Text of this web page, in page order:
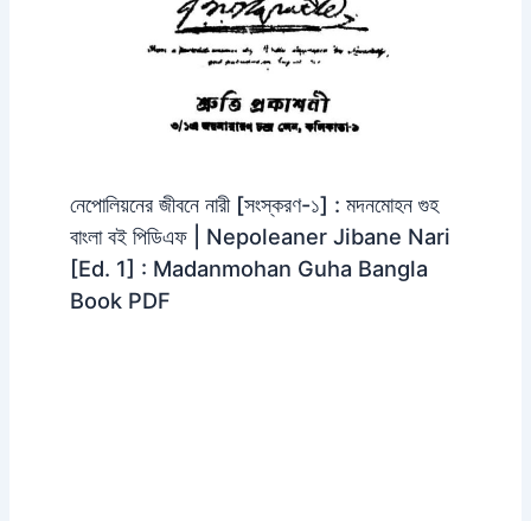
নেপোলিয়নের জীবনে নারী [সংস্করণ-১] : মদনমোহন গুহ
বাংলা বই পিডিএফ | Nepoleaner Jibane Nari
[Ed. 1] : Madanmohan Guha Bangla
Book PDF